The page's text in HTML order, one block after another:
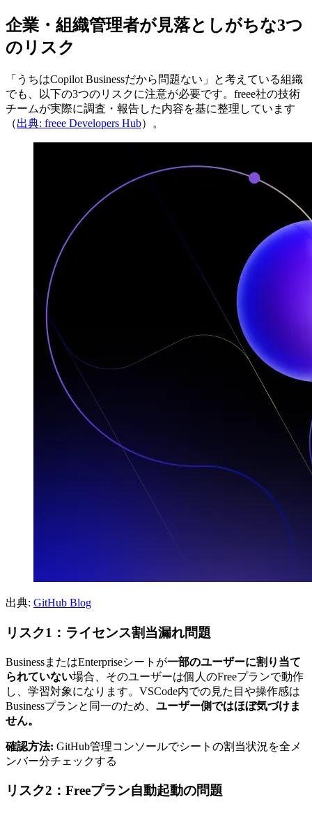
企業・組織管理者が見落としがちな3つ
のリスク
「うちはCopilot Businessだから問題ない」と考えている組織
でも、以下の3つのリスクに注意が必要です。freee社の技術
チームが実際に調査・報告した内容を基に整理しています
（出典: freee Developers Hub）。
出典: GitHub Blog
リスク1：ライセンス割当漏れ問題
BusinessまたはEnterpriseシートが一部のユーザーに割り当て
られていない場合、そのユーザーは個人のFreeプランで動作
し、学習対象になります。VSCode内での見た目や操作感は
Businessプランと同一のため、 ユーザー側ではほぼ気づけま
せん。
確認方法: GitHub管理コンソールでシートの割当状況を全メ
ンバー分チェックする
リスク2：Freeプラン自動起動の問題